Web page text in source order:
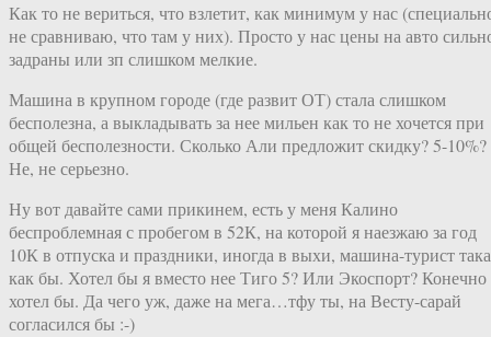
Как то не вериться, что взлетит, как минимум у нас
не сравниваю, что там у них). Просто у нас цены на авто
задраны или зп слишком мелкие.
Машина в крупном городе (где развит ОТ) стала слишком
бесполезна, а выкладывать за нее мильен как то не хочется при
общей бесполезности. Сколько Али предложит скидку? 5-10%?
Не, не серьезно.
Ну вот давайте сами прикинем, есть у меня Калино
беспроблемная с пробегом в 52К, на которой я наезжаю за год
10К в отпуска и праздники, иногда в выхи, машина-турист
как бы. Хотел бы я вместо нее Тиго 5? Или Экоспорт? Конечно
хотел бы. Да чего уж, даже на мега…тфу ты, на Весту-сарай
согласился бы :-)